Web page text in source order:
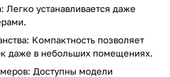
Легко устанавливается даже
Компактность позволяет
даже в небольших помещениях.
Доступны модели